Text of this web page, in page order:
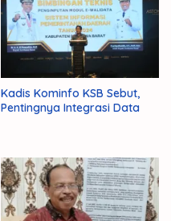
Kadis Kominfo KSB Sebut,
Pentingnya Integrasi Data